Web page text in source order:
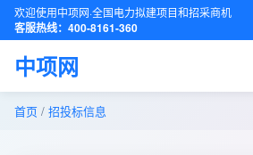
欢迎使用中项网·全国电力拟建项目和招采商机
客服热线：400-8161-360
中项网
首页 / 招投标信息